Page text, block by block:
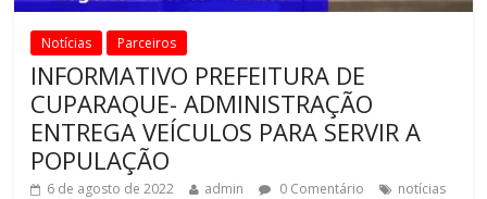
Notícias Parceiros
INFORMATIVO PREFEITURA DE
CUPARAQUE- ADMINISTRAÇÃO
ENTREGA VEÍCULOS PARA SERVIR A
POPULAÇÃO
6 de agosto de 2022 admin 0 Comentário
notícias